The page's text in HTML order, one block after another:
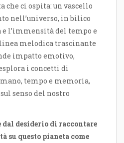
che ci ospita: un vascello
nell’universo, in bilico
l’immensità del tempo e
melodica trascinante
impatto emotivo,
i concetti di
tempo e memoria,
senso del nostro
dal desiderio di raccontare
su questo pianeta come